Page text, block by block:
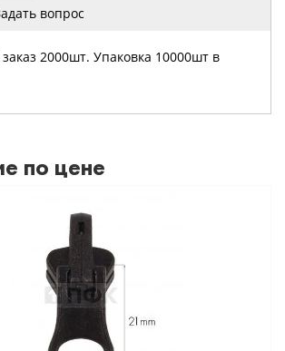
вопрос
2000шт. Упаковка 10000шт в
по цене